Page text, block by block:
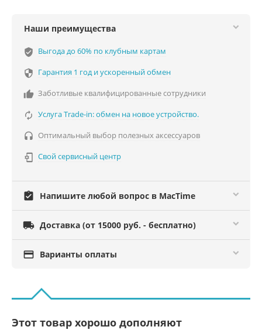
Наши преимущества
verified_user Выгода до 60% по клубным картам
 Гарантия 1 год и ускоренный обмен
 Заботливые квалифицированные сотрудники
 Услуга Trade-in: обмен на новое устройство.
 Оптимальный выбор полезных аксессуаров
 Свой сервисный центр
assignment_turned_in Напишите любой вопрос в MacTime
 Доставка (от 15000 руб. - бесплатно)
 Варианты оплаты
Этот товар хорошо дополняют